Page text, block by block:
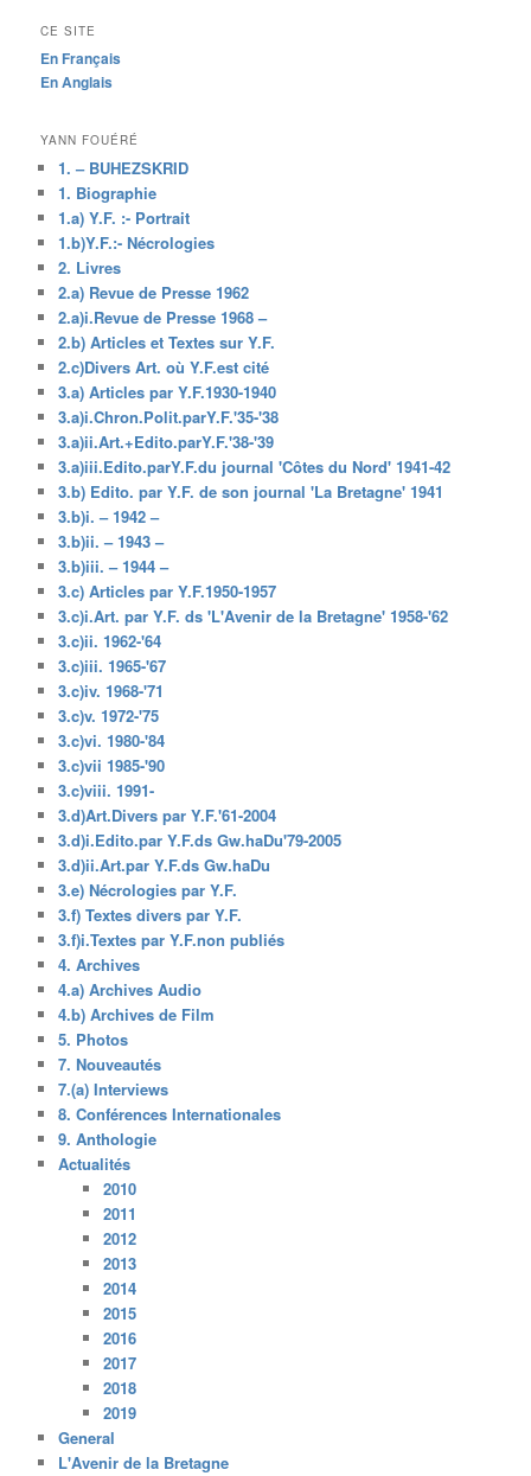
CE SITE
En Français
En Anglais
YANN FOUÉRÉ
1. – BUHEZSKRID
1. Biographie
1.a) Y.F. :- Portrait
1.b)Y.F.:- Nécrologies
2. Livres
2.a) Revue de Presse 1962
2.a)i.Revue de Presse 1968 –
2.b) Articles et Textes sur Y.F.
2.c)Divers Art. où Y.F.est cité
3.a) Articles par Y.F.1930-1940
3.a)i.Chron.Polit.parY.F.'35-'38
3.a)ii.Art.+Edito.parY.F.'38-'39
3.a)iii.Edito.parY.F.du journal 'Côtes du Nord' 1941-42
3.b) Edito. par Y.F. de son journal 'La Bretagne' 1941
3.b)i. – 1942 –
3.b)ii. – 1943 –
3.b)iii. – 1944 –
3.c) Articles par Y.F.1950-1957
3.c)i.Art. par Y.F. ds 'L'Avenir de la Bretagne' 1958-'62
3.c)ii. 1962-'64
3.c)iii. 1965-'67
3.c)iv. 1968-'71
3.c)v. 1972-'75
3.c)vi. 1980-'84
3.c)vii 1985-'90
3.c)viii. 1991-
3.d)Art.Divers par Y.F.'61-2004
3.d)i.Edito.par Y.F.ds Gw.haDu'79-2005
3.d)ii.Art.par Y.F.ds Gw.haDu
3.e) Nécrologies par Y.F.
3.f) Textes divers par Y.F.
3.f)i.Textes par Y.F.non publiés
4. Archives
4.a) Archives Audio
4.b) Archives de Film
5. Photos
7. Nouveautés
7.(a) Interviews
8. Conférences Internationales
9. Anthologie
Actualités
2010
2011
2012
2013
2014
2015
2016
2017
2018
2019
General
L'Avenir de la Bretagne